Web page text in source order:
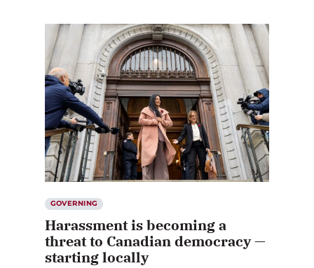
GOVERNING
Harassment is becoming a
threat to Canadian democracy —
starting locally